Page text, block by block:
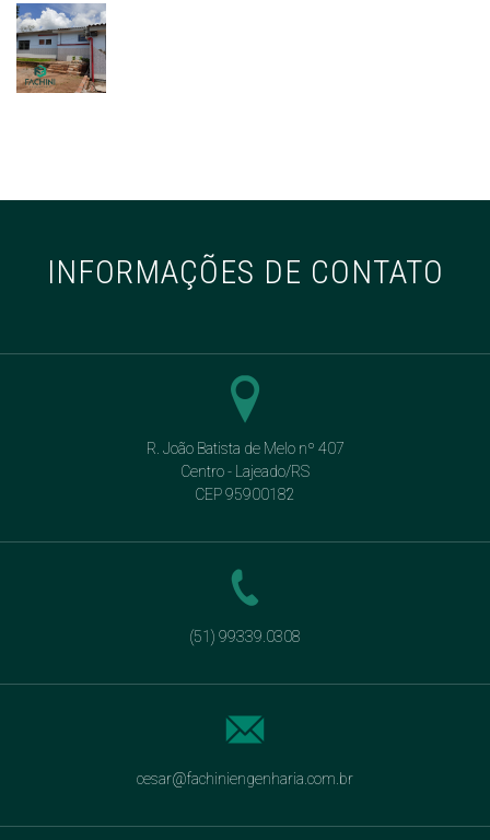
INFORMAÇÕES DE CONTATO
R. João Batista de Melo nº 407
Centro - Lajeado/RS
CEP 95900182
(51) 99339.0308
cesar@fachiniengenharia.com.br